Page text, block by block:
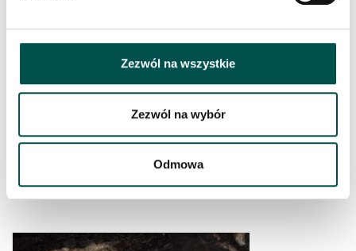
Zezwól na wszystkie
Zezwól na wybór
Odmowa
THUNDER WHITE